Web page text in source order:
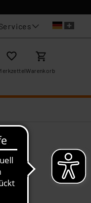
Warenkorb